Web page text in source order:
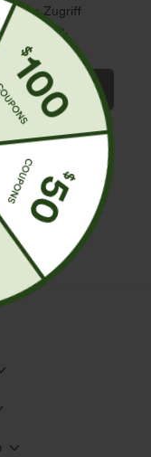
frühen Zugriff
erhalten.
einverstanden,
per E-Mail erhältst.
Durch Fortfahren
und
zu.